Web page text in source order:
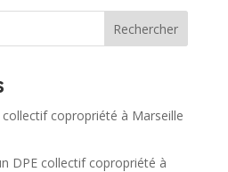
Rechercher
copropriété à Marseille
DPE collectif copropriété à